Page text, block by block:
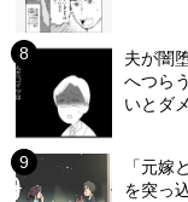
夫が闇
へつら
いとダ
「元嫁
を突っ